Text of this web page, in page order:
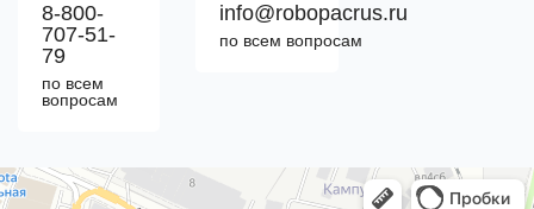
определяет
темпы
отгрузки
готовой
паллетообмотчик
является
автоматизированной
линии.
упаковочных
8-800-
707-51-
79
по всем
вопросам
info@robopacrus.ru
по всем вопросам